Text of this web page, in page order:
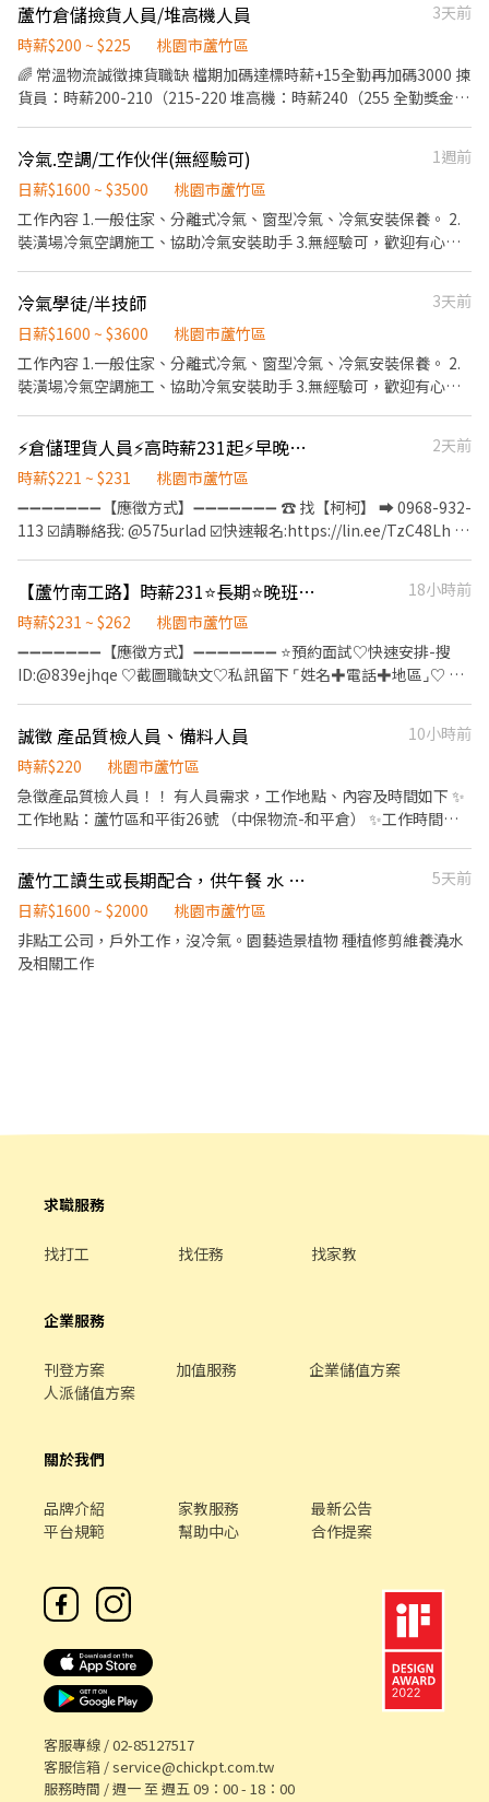
元
地點： 桃園市蘆竹區海山路 ✈️ 工作內容： ▸冷熱配：製作冷食OR熱
食，擺放到餐盒裡面 ▸排餐：將包裝好的食物組裝成套餐 冷食熱食
一放、餐盒一蓋 基本上就是讓飛機餐順利出社會~ 📅 休假制度： 排
休制 月休8-11天 ⏰ 上班時間： ☀️07:00-15:30 ☀️08:00-16:30 ☀️
0906163268 (也可賴搜尋)
蘆竹倉儲撿貨人員/堆高機人員
3天前
時薪$200 ~ $225
桃園市蘆竹區
🌈 常溫物流誠徵揀貨職缺 檔期加碼達標時薪+15全勤再加碼3000 揀
貨員：時薪200-210（215-220 堆高機：時薪240（255 全勤獎金、
導 電話：0905285151
冷氣.空調/工作伙伴(無經驗可)
1週前
日薪$1600 ~ $3500
桃園市蘆竹區
工作內容 1.一般住家、分離式冷氣、窗型冷氣、冷氣安裝保養。 2.
裝潢場冷氣空調施工、協助冷氣安裝助手 3.無經驗可，歡迎有心學
冷氣學徒/半技師
3天前
日薪$1600 ~ $3600
桃園市蘆竹區
工作內容 1.一般住家、分離式冷氣、窗型冷氣、冷氣安裝保養。 2.
裝潢場冷氣空調施工、協助冷氣安裝助手 3.無經驗可，歡迎有心學
⚡倉儲理貨人員⚡高時薪231起⚡早晚夜班⚡倉別任選/中法EQ
2天前
時薪$221 ~ $231
桃園市蘆竹區
➖➖➖➖➖➖➖【應徵方式】➖➖➖➖➖➖➖ ☎️ 找【柯柯】 ➡ 0968-932-
113 ☑️請聯絡我: @575urlad ☑️快速報名:https://lin.ee/TzC48Lh 加
找穩定又有彈性的工作嗎？我們的倉儲團隊等你加入！ 不論你是喜
歡動態的理貨工作，還是有堆高機操作經驗，這裡都有適合你的舞
01:00 🌙 夜班：22:00 ~ 07:00 ⭕休假制度：排休制 💰 薪資待遇
【倉儲人員】晚班 $231 【出貨桌邊員】晚班$226 【堆高機人員】
驗收、包裝、理貨 出貨桌邊員：調度排車的板數進行出貨作業，並
操作RF槍將板號刷入貨物配送單內，不需要堆高機操作，只需要使
用電動拖板車 堆高機手：理貨、揀貨、捕貨等倉儲作業、倉庫貨品
堆高機上架作業、倉儲物流各項作業；需具堆高機操作技術士證照
🚗 交通便利 ✔ 提供機車、汽車停車位 ✔ 若公司內部停車場額滿，
可停放於附近安全合規區域 🏭 工作地點（多倉可選，就近分發）
南工倉：桃園市蘆竹區南工路124號 新鋼倉：桃園市觀音區工業八
鮮人還是有經驗的高手，快加入我們的倉儲行列吧！
【蘆竹南工路】時薪231⭐長期⭐晚班⭐倉儲人員⭐快速入職⭐中CC
18小時前
時薪$231 ~ $262
桃園市蘆竹區
➖➖➖➖➖➖➖【應徵方式】➖➖➖➖➖➖➖ ⭐預約面試♡快速安排-搜
ID:@839ejhqe ♡截圖職缺文♡私訊留下 ⌜姓名✚電話✚地區⌟♡ ⭐
【工作內容】 ✔ 行政協助、小幫手工作 ✔ 進貨驗收、包裝、理貨 ✔
協助主管交辦事項 👉 內容簡單不複雜，新手也能很快上手！ ⏰
【上班時間】 16:00~01:00 💰【薪資福利】 196+35(專案獎
金)=$231 📌 加班費：依 196 元 × 勞基法倍率計算 🗓【休假制度】
誠徵 產品質檢人員、備料人員
10小時前
時薪$220
桃園市蘆竹區
急徵產品質檢人員！！ 有人員需求，工作地點、內容及時間如下 ✨
工作地點：蘆竹區和平街26號 （中保物流-和平倉） ✨工作時間：
封箱 等等…… 備料、拆包膠膜、使用油壓車擺放貨物等等…… ✨需
準備身份證或健保卡 無須經驗，無須學歷，工作單純 意者歡迎來
訊！！ ✨上工當日請記得攜帶身分證或健保卡！！ ⚠️上工當天務必
準時到場換證⚠️ （9：00前完成換證）！！！！ 若上午9：00前未
蘆竹工讀生或長期配合，供午餐 水 勞健保
5天前
日薪$1600 ~ $2000
桃園市蘆竹區
非點工公司，戶外工作，沒冷氣。園藝造景植物 種植修剪維養澆水
及相關工作
求職服務
找打工 找任務 找家教
企業服務
刊登方案 加值服務
企業儲值方案
人派儲值方案
關於我們
品牌介紹 家教服務
最新公告
平台規範
幫助中心 合作提案
客服專線 /02-85127517
客服信箱 /service@chickpt.com.tw
服務時間 / 週一 至 週五 09：00 - 18：00